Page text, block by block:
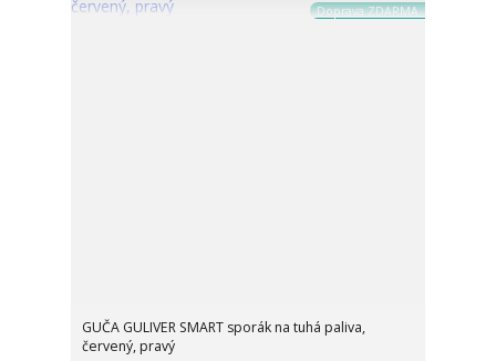
Doprava ZDARMA
GUČA GULIVER SMART sporák na tuhá paliva,
červený, pravý